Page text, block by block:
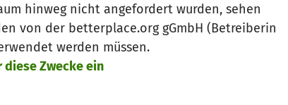
hinweg nicht angefordert wurden, sehen
von der betterplace.org gGmbH (Betreiberin
werden müssen.
Zwecke ein